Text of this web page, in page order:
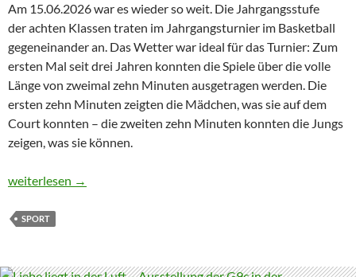
Am 15.06.2026 war es wieder so weit. Die Jahrgangsstufe
der achten Klassen traten im Jahrgangsturnier im Basketball
gegeneinander an. Das Wetter war ideal für das Turnier: Zum
ersten Mal seit drei Jahren konnten die Spiele über die volle
Länge von zweimal zehn Minuten ausgetragen werden. Die
ersten zehn Minuten zeigten die Mädchen, was sie auf dem
Court konnten – die zweiten zehn Minuten konnten die Jungs
zeigen, was sie können.
Basketballturnier der Jahrgangsstufe 8
weiterlesen →
SPORT